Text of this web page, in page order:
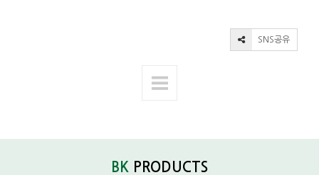
SNS공유
BK PRODUCTS